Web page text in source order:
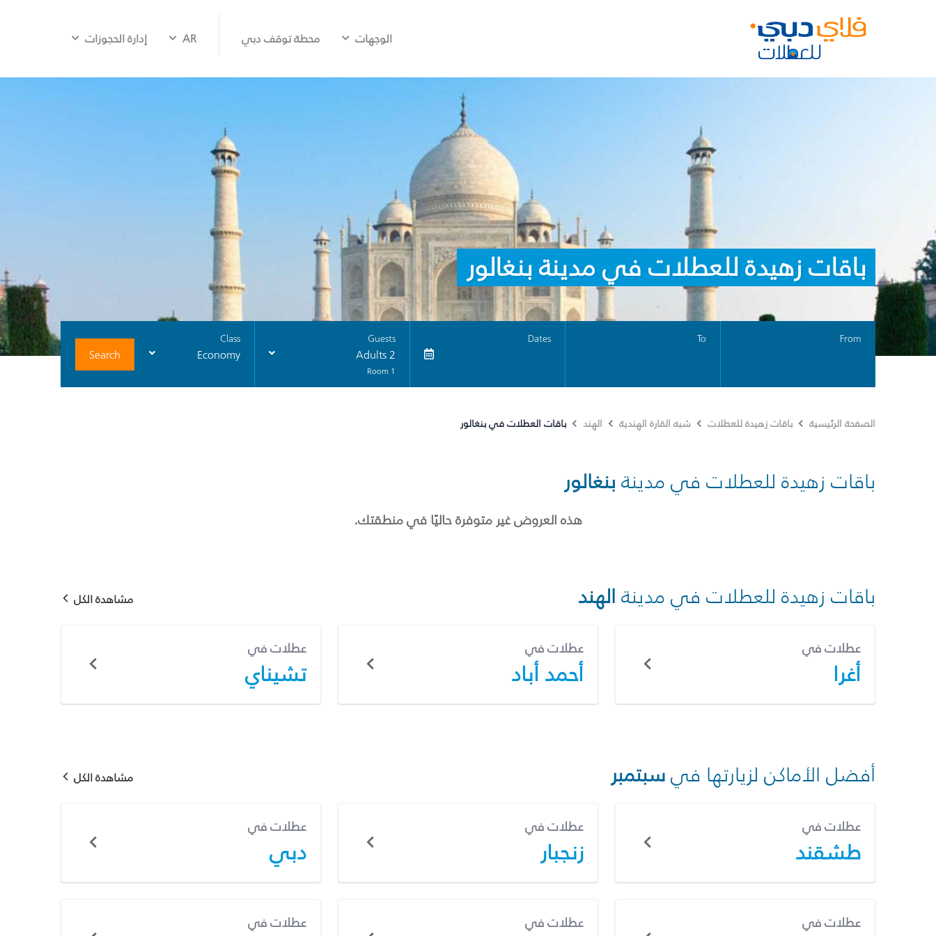
الوجهات محطة توقف دبي AR إدارة الحجوزات
باقات زهيدة للعطلات في مدينة بنغالور
From
To
Dates
Guests
2 Adults
1 Room
Class
Economy
Search
الصفحة الرئيسية باقات زهيدة للعطلات شبه القارة الهندية الهند باقات العطلات في بنغالور
باقات زهيدة للعطلات في مدينة بنغالور
هذه العروض غير متوفرة حاليًا في منطقتك.
باقات زهيدة للعطلات في مدينة الهند مشاهدة الكل
عطلات في
أغرا
عطلات في
أحمد أباد
عطلات في
تشيناي
أفضل الأماكن لزيارتها فيسبتمبر مشاهدة الكل
عطلات في
طشقند
عطلات في
زنجبار
عطلات في
دبي
عطلات في عطلات في عطلات في